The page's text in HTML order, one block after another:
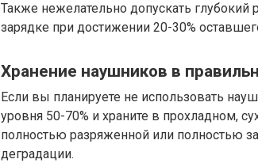
Также нежелательно допускать
зарядке при достижении 20-30%
Хранение наушников в
Если вы планируете не использовать
уровня 50-70% и храните в прохладном,
полностью разряженной или полностью
деградации.